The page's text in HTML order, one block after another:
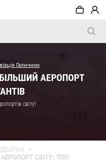
Галичини
АЕРОПОРТ
світу!
СВІТУ: ТОП